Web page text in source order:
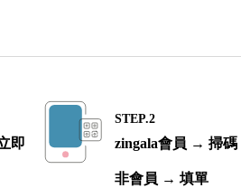
即
STEP.2
zingala會員 → 掃碼
非會員 → 填單